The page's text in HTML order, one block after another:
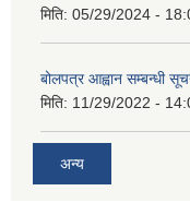
मिति: 05/29/2024 -
बोलपत्र आह्वान सम्बन्धी
मिति: 11/29/2022 -
अन्य